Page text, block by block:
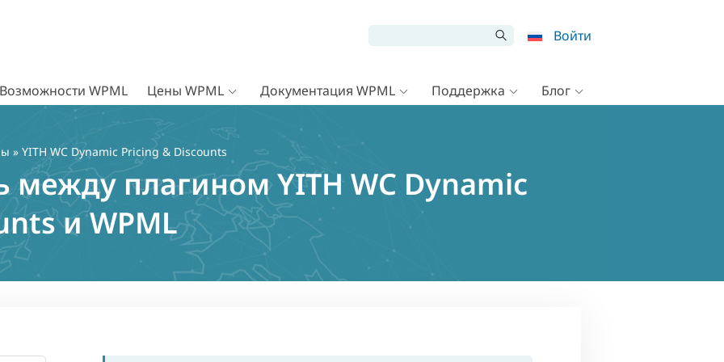
Войти
Возможности WPML Цены WPML Документация WPML Поддержка Блог
» YITH WC Dynamic Pricing & Discounts
между плагином YITH WC Dynamic
и WPML